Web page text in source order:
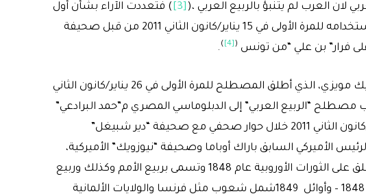
العرب لم يتنبؤ بالربيع العربي ،( [3]
) فتعددت الآراء بشأن أول
من أطلق هذا الاسم، إذ يرى البعض أن المصطلح تم استخدامه للمرة الأولى في 15 يناير/كانون الثاني 2011 من قبل صحيفة
فرار” بن علي “من تونس (
[4]
)
.
ويرى آخرون أن التسمية تعود للصحفي الفرنسي دومينيك مويزي، الذي أطلق المصطلح للمرة الأولى في 26 يناير/كانون الثاني
مصطلح “الربيع العربي” إلى الدبلوماسي المصري م”حمد البرادعي”
-الحاصل على جائزة نوبل للسلام- إذ أطلقه في 26 يناير/كانون الثاني 2011 خلال حوار صحفي مع صحيفة “دير شبيغل”
الأميركي السابق باراك أوباما وصحيفة “نيوزويك” الأميركية،
لكن الأكثر ترجيح هو اقتباس عن الربيع الأوروبي الذي اطلق على الثورات الأوروبية عام 1848 وتسمى بربيع الأمم وكذلك وربيع
الشعوب23″ الذي ظهر مع الثورات الأوروبية في فبراير 1848 – وأوائل 1849شمل شعوب مثل فرنسا والولايات الألمانية